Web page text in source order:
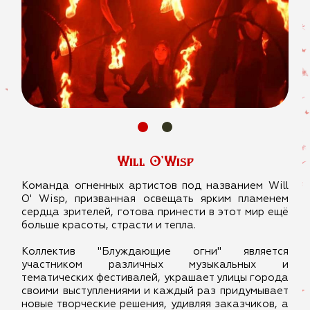
Will O’Wisp
Команда огненных артистов под названием Will
O' Wisp, призванная освещать ярким пламенем
сердца зрителей, готова принести в этот мир ещё
больше красоты, страсти и тепла.
Коллектив "Блуждающие огни" является
участником различных музыкальных и
тематических фестивалей, украшает улицы города
своими выступлениями и каждый раз придумывает
новые творческие решения, удивляя заказчиков, а